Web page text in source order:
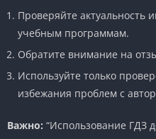
Проверяйте актуальность
учебным программам.
Обратите внимание на
Используйте только
избежания проблем с
Важно: “Использование ГДЗ